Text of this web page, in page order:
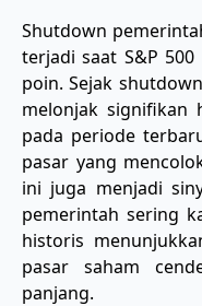
Shutdown
terjadi saat S&P
poin. Sejak
melonjak signifikan
pada periode
pasar yang
ini juga menjadi
pemerintah sering
historis
pasar saham
panjang.